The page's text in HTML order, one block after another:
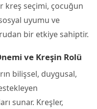
kreş seçimi, çocuğun
uyumu ve
bir etkiye sahiptir.
ve Kreşin Rolü
bilişsel, duygusal,
sunar. Kreşler,